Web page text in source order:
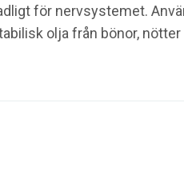
för nervsystemet.
olja från bönor,